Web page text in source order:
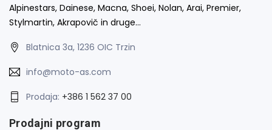
Alpinestars, Dainese, Macna, Shoei, Nolan, Arai, Premier,
Stylmartin, Akrapovič in druge…
Blatnica 3a, 1236 OIC Trzin
info@moto-as.com
Prodaja: +386 1 562 37 00
Prodajni program